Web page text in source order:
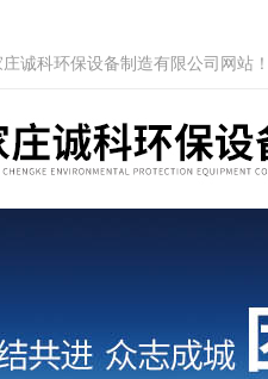
诚科环保设备制造有限公司网站